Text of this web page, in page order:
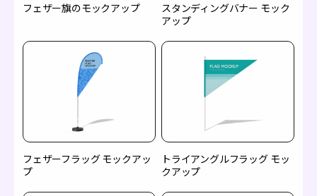
フェザー旗のモックアップ
スタンディングバナー モック
アップ
フェザーフラッグ モックアッ
プ
トライアングルフラッグ モッ
クアップ